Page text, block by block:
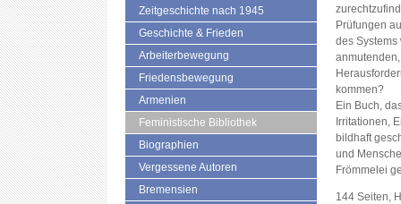
Zeitgeschichte nach 1945
Geschichte & Frieden
Arbeiterbewegung
Friedensbewegung
Armenien
Feministische Bibliothek
Biographien
Vergessene Autoren
Bremensien
Prüfungen
des
kommen?
Ein Buch,
Irritationen,
bildhaft
und
Frömmelei
144 Seiten,